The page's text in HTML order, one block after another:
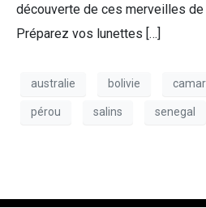
découverte de ces merveilles
Préparez vos lunettes […]
australie bolivie
pérou salins senegal